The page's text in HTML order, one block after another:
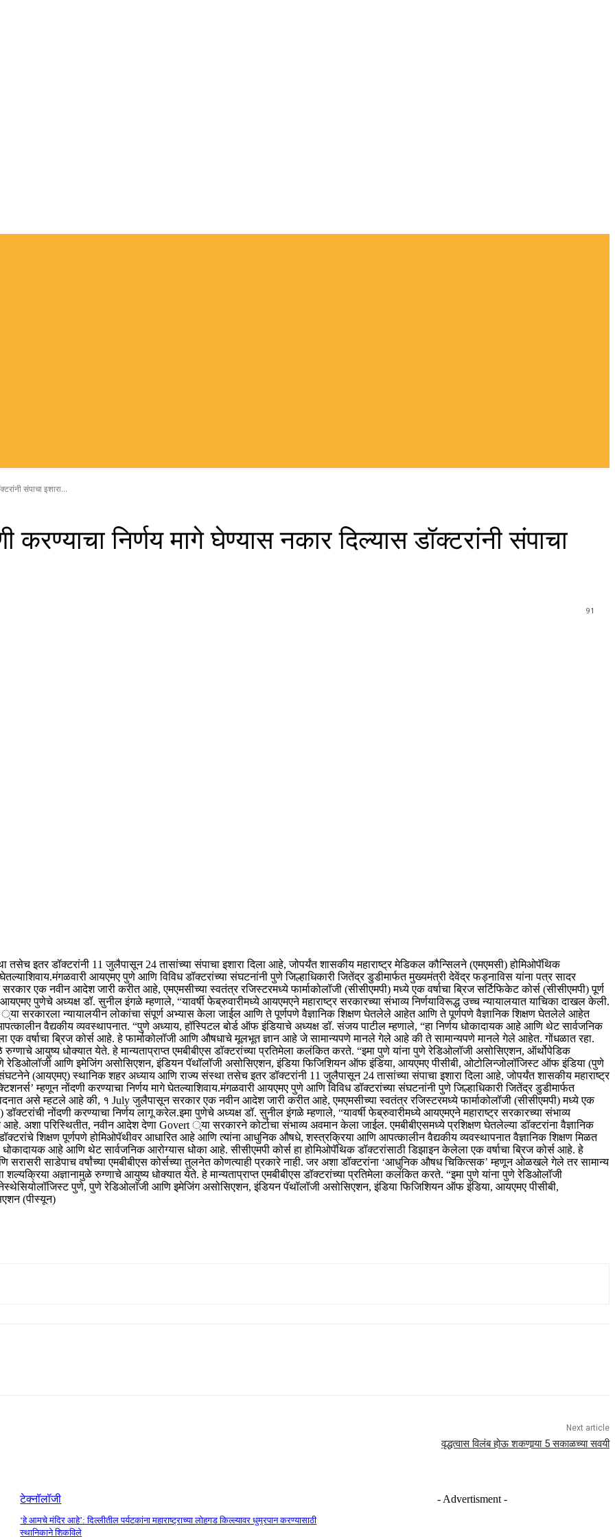
संपाचा इशारा...
करण्याचा निर्णय मागे घेण्यास नकार दिल्यास डॉक्टरांनी संपाचा
91
इतर डॉक्टरांनी 11 जुलैपासून 24 तासांच्या संपाचा इशारा दिला आहे, जोपर्यंत शासकीय महाराष्ट्र मेडिकल कौन्सिलने (एमएमसी) होमिओपॅथिक
मंगळवारी आयएमए पुणे आणि विविध डॉक्टरांच्या संघटनांनी पुणे जिल्हाधिकारी जितेंद्र डुडीमार्फत मुख्यमंत्री देवेंद्र फड्नाविस यांना पत्र सादर
एक नवीन आदेश जारी करीत आहे, एमएमसीच्या स्वतंत्र रजिस्टरमध्ये फार्माकोलॉजी (सीसीएमपी) मध्ये एक वर्षाचा ब्रिज सर्टिफिकेट कोर्स (सीसीएमपी) पूर्ण
आयएमए पुणेचे अध्यक्ष डॉ. सुनील इंगळे म्हणाले, “यावर्षी फेब्रुवारीमध्ये आयएमएने महाराष्ट्र सरकारच्या संभाव्य निर्णयाविरूद्ध उच्च न्यायालयात याचिका दाखल केली.
सरकारला न्यायालयीन लोकांचा संपूर्ण अभ्यास केला जाईल आणि ते पूर्णपणे वैज्ञानिक शिक्षण घेतलेले आहेत आणि ते पूर्णपणे वैज्ञानिक शिक्षण घेतलेले आहेत
वैद्यकीय व्यवस्थापनात. “पुणे अध्याय, हॉस्पिटल बोर्ड ऑफ इंडियाचे अध्यक्ष डॉ. संजय पाटील म्हणाले, “हा निर्णय धोकादायक आहे आणि थेट सार्वजनिक
एक वर्षाचा ब्रिज कोर्स आहे. हे फार्माकोलॉजी आणि औषधाचे मूलभूत ज्ञान आहे जे सामान्यपणे मानले गेले आहे की ते सामान्यपणे मानले गेले आहेत. गोंधळात रहा.
आयुष्य धोक्यात येते. हे मान्यताप्राप्त एमबीबीएस डॉक्टरांच्या प्रतिमेला कलंकित करते. “इमा पुणे यांना पुणे रेडिओलॉजी असोसिएशन, ऑर्थोपेडिक
आणि इमेजिंग असोसिएशन, इंडियन पॅथॉलॉजी असोसिएशन, इंडिया फिजिशियन ऑफ इंडिया, आयएमए पीसीबी, ओटोलिन्जोलॉजिस्ट ऑफ इंडिया (पुणे
(आयएमए) स्थानिक शहर अध्याय आणि राज्य संस्था तसेच इतर डॉक्टरांनी 11 जुलैपासून 24 तासांच्या संपाचा इशारा दिला आहे, जोपर्यंत शासकीय महाराष्ट्र
म्हणून नोंदणी करण्याचा निर्णय मागे घेतल्याशिवाय.मंगळवारी आयएमए पुणे आणि विविध डॉक्टरांच्या संघटनांनी पुणे जिल्हाधिकारी जितेंद्र डुडीमार्फत
असे म्हटले आहे की, १ July जुलैपासून सरकार एक नवीन आदेश जारी करीत आहे, एमएमसीच्या स्वतंत्र रजिस्टरमध्ये फार्माकोलॉजी (सीसीएमपी) मध्ये एक
डॉक्टरांची नोंदणी करण्याचा निर्णय लागू करेल.इमा पुणेचे अध्यक्ष डॉ. सुनील इंगळे म्हणाले, “यावर्षी फेब्रुवारीमध्ये आयएमएने महाराष्ट्र सरकारच्या संभाव्य
आहे. अशा परिस्थितीत, नवीन आदेश देणा Govert ्या सरकारने कोर्टाचा संभाव्य अवमान केला जाईल. एमबीबीएसमध्ये प्रशिक्षण घेतलेल्या डॉक्टरांना वैज्ञानिक
शिक्षण पूर्णपणे होमिओपॅथीवर आधारित आहे आणि त्यांना आधुनिक औषधे, शस्त्रक्रिया आणि आपत्कालीन वैद्यकीय व्यवस्थापनात वैज्ञानिक शिक्षण मिळत
धोकादायक आहे आणि थेट सार्वजनिक आरोग्यास धोका आहे.सीसीएमपी कोर्स हा होमिओपॅथिक डॉक्टरांसाठी डिझाइन केलेला एक वर्षाचा ब्रिज कोर्स आहे. हे
सरासरी साडेपाच वर्षांच्या एमबीबीएस कोर्सच्या तुलनेत कोणत्याही प्रकारे नाही. जर अशा डॉक्टरांना ‘आधुनिक औषध चिकित्सक’ म्हणून ओळखले गेले तर सामान्य
अज्ञानामुळे रुग्णाचे आयुष्य धोक्यात येते.हे मान्यताप्राप्त एमबीबीएस डॉक्टरांच्या प्रतिमेला कलंकित करते. “इमा पुणे यांना पुणे रेडिओलॉजी
पुणे, पुणे रेडिओलॉजी आणि इमेजिंग असोसिएशन, इंडियन पॅथॉलॉजी असोसिएशन, इंडिया फिजिशियन ऑफ इंडिया, आयएमए पीसीबी,
(पीस्यून)
Next article
वृद्धत्वास विलंब होऊ शकणार्‍या 5 सकाळच्या सवयी
टेक्नॉलॉजी
‘हे आमचे मंदिर आहे’: दिल्लीतील पर्यटकांना महाराष्ट्राच्या लोहगड किल्ल्यावर धुम्रपान करण्यासाठी
स्थानिकाने शिकविले
- Advertisment -